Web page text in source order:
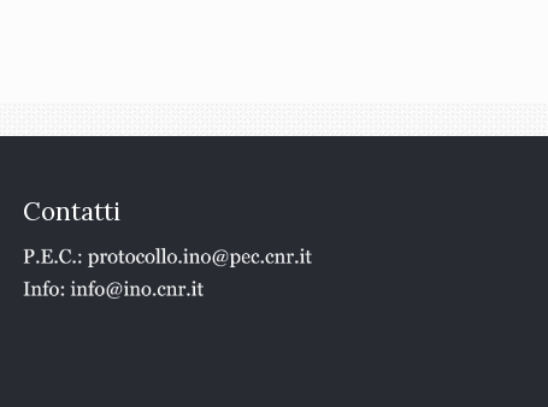
Contatti